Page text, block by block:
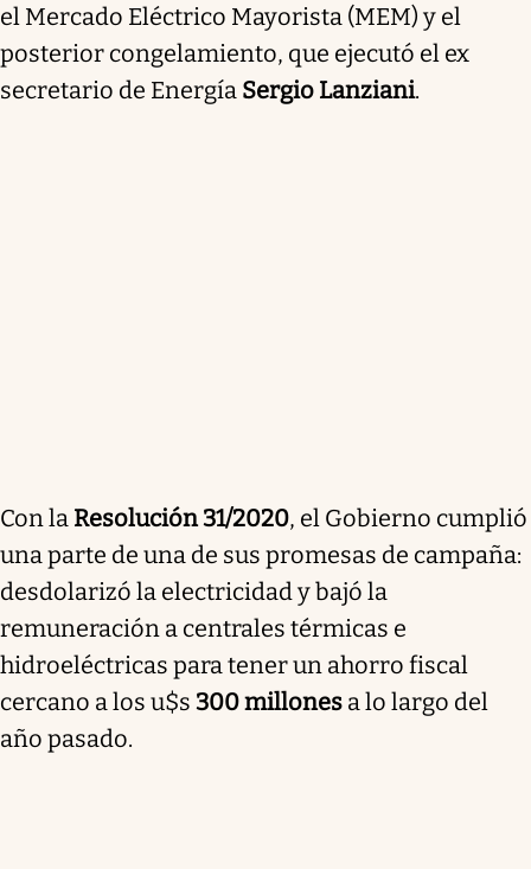
el Mercado Eléctrico Mayorista (MEM) y el
posterior congelamiento, que ejecutó el ex
secretario de Energía Sergio Lanziani.
Con la Resolución 31/2020, el Gobierno cumplió
una parte de una de sus promesas de campaña:
desdolarizó la electricidad y bajó la
remuneración a centrales térmicas e
hidroeléctricas para tener un ahorro fiscal
cercano a los u$s 300 millones a lo largo del
año pasado.